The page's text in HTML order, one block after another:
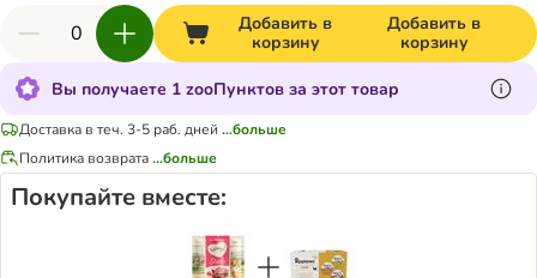
Добавить в
корзину
Добавить в
корзину
Вы получаете 1 zooПунктов за этот товар
Доставка в теч. 3-5 раб. дней ...больше
Политика возврата...больше
Покупайте вместе: